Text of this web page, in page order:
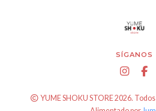
SÍGANOS
YUME SHOKU STORE 2026.